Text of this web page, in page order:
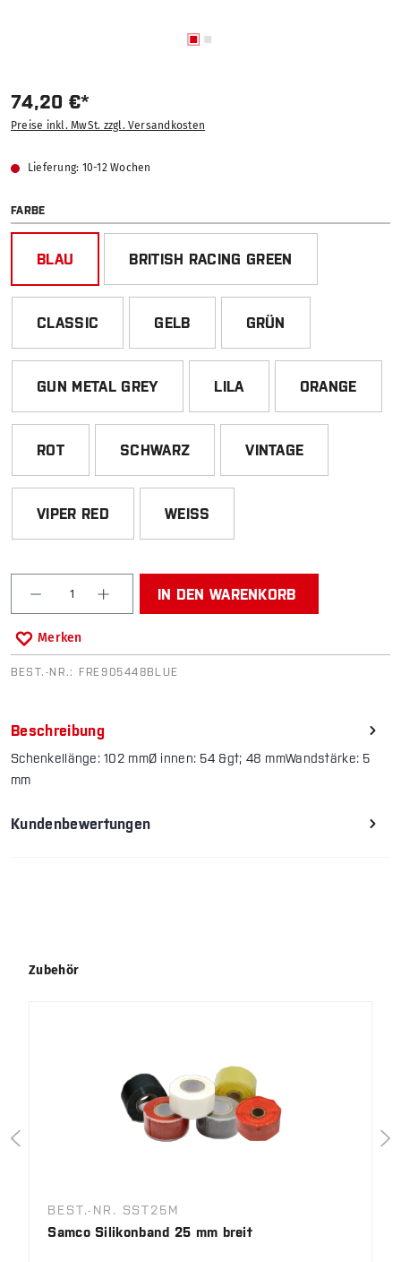
74,20 €*
Preise inkl. MwSt. zzgl. Versandkosten
Lieferung: 10-12 Wochen
FARBEAUSWÄHLEN
BLAU BRITISH RACING GREEN
CLASSIC GELB GRÜN
GUN METAL GREY LILA ORANGE
ROT SCHWARZ VINTAGE
VIPER RED WEISS
Produkt Anzahl: Gib den gewünschten Wert ein
IN DEN WARENKORB
Merken
BEST.-NR.: FRE905448BLUE
Beschreibung
Schenkellänge: 102 mmØ innen: 54 &gt; 48 mmWandstärke: 5
mm
Kundenbewertungen
Produktgalerie überspringen
Zubehör
BEST.-NR. SST25M
Samco Silikonband 25 mm breit